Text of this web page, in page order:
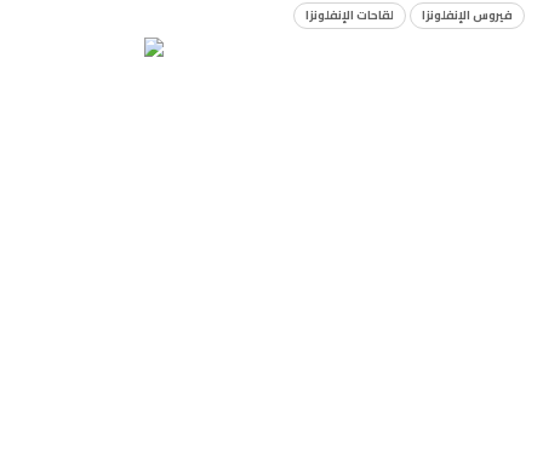
فيروس الإنفلونزا
لقاحات الإنفلونزا